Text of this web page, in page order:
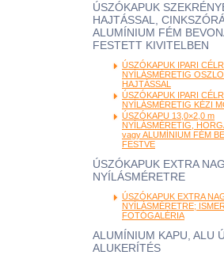
ÚSZÓKAPUK
HAJTÁSSAL,
ALUMÍNIUM FÉM
FESTETT KIVITELBEN
ÚSZÓKAPUK IPARI
NYÍLÁSMÉRETIG
HAJTÁSSAL
ÚSZÓKAPUK IPARI
NYÍLÁSMÉRETIG KÉZI
ÚSZÓKAPU 13,0×2,0 m
NYÍLÁSMÉRETIG,
vagy ALUMÍNIUM FÉM
FESTVE
ÚSZÓKAPUK EXTRA
NYÍLÁSMÉRETRE
ÚSZÓKAPUK EXTRA
NYÍLÁSMÉRETRE;
FOTÓGALÉRIA
ALUMÍNIUM KAPU, ALU
ALUKERÍTÉS